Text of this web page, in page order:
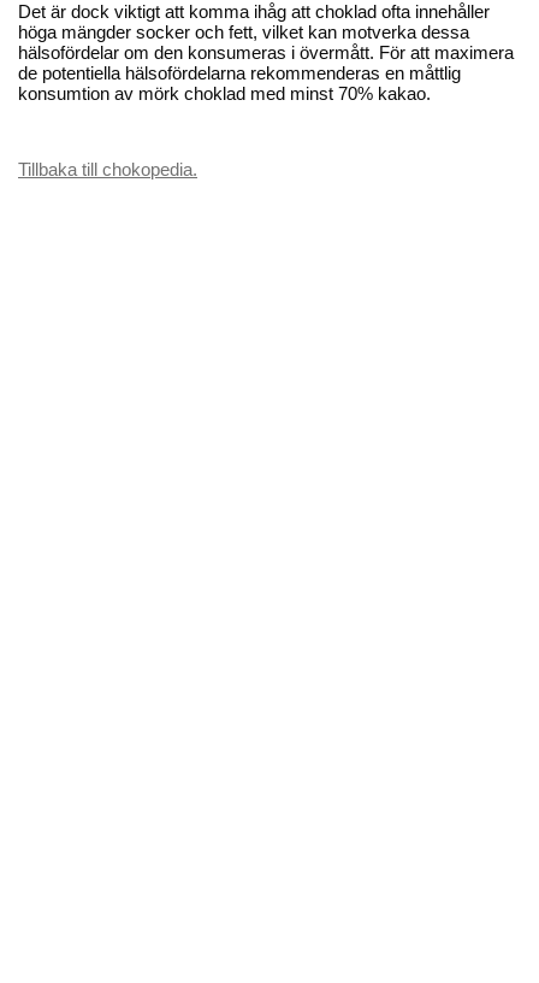
Det är dock viktigt att komma ihåg att choklad ofta innehåller
höga mängder socker och fett, vilket kan motverka dessa
hälsofördelar om den konsumeras i övermått. För att maximera
de potentiella hälsofördelarna rekommenderas en måttlig
konsumtion av mörk choklad med minst 70% kakao.
Tillbaka till chokopedia.